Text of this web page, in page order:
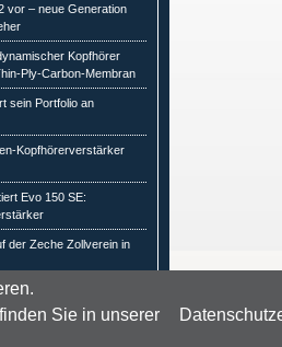
Sie in unserer
vor – neue Generation
Kopfhörer
Ply-Carbon-Membran
sein Portfolio an
Kopfhörerverstärker
Evo 150 SE:
der Zeche Zollverein in